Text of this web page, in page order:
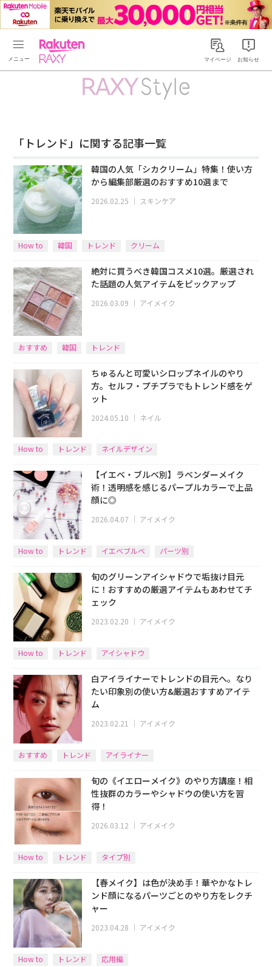
Rakuten RAXYマイページ お知らせ
「トレンド」に関する記事一覧
韓国の人気「シカクリーム」特集！使い方
から編集部厳選のおすすめ10選まで
2026.02.25 ｜ スキンケア
How to 韓国 トレンド クリーム
絶対に買うべき韓国コスメ10選。厳選され
た話題の人気アイテムをピックアップ
2026.03.09 ｜ アイメイク
おすすめ 韓国 トレンド
ちゅるんと可愛いシロップネイルのやり
方。セルフ・プチプラでもトレンド感をゲ
ット
2024.05.10 ｜ ネイル
How to トレンド ネイルデザイン
【イエベ・ブルベ別】ラベンダーメイク
術！透明感を感じるパープルカラーで上品
顔に◎
2026.04.07 アイメイク
How to トレンド イエベブルベ パーツ別
旬のグリーンアイシャドウで垢抜け目元
に！おすすめの厳選アイテムもあわせてチ
ェック
2023.02.20 ｜ アイメイク
How to トレンド アイシャドウ
白アイライナーでトレンドの目元へ。なり
たい印象別の使い方&厳選おすすめアイテ
ム
2023.02.21 ｜ アイメイク
おすすめ トレンド アイライナー
旬の《イエローメイク》のやり方講座！相
性抜群のカラーやシャドウの使い方を習
得！
2026.03.12 ｜ アイメイク
How to トレンド タイプ別
【春メイク】は色が決め手！華やかなトレ
ンド顔になるパーツごとのやり方をレクチ
ャー
2023.04.28 ｜ アイメイク
How to トレンド 応用編